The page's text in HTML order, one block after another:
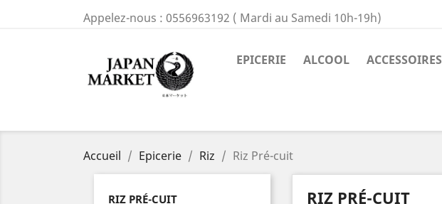
Appelez-nous : 0556963192 ( Mardi au Samedi 10h-19h)
EPICERIE ALCOOL ACCESSOIRES
Accueil Epicerie Riz Riz Pré-cuit
RIZ PRÉ-CUIT RIZ PRÉ-CUIT